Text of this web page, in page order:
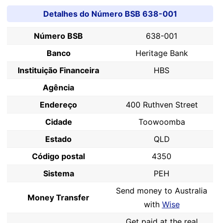
Detalhes do Número BSB 638-001
Número BSB
638-001
Banco
Heritage Bank
Instituição Financeira
HBS
Agência
Endereço
400 Ruthven Street
Cidade
Toowoomba
Estado
QLD
Código postal
4350
Sistema
PEH
Money Transfer
Send money to Australia
with Wise